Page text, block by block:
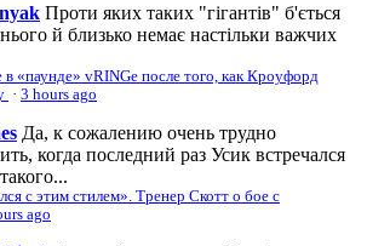
Проти яких таких "гігантів" б'ється
й близько немає настільки важчих
в «паунде» vRINGe после того, как Кроуфорд
· 3 hours ago
Да, к сожалению очень трудно
когда последний раз Усик встречался
с этим стилем». Тренер Скотт о бое с
ago